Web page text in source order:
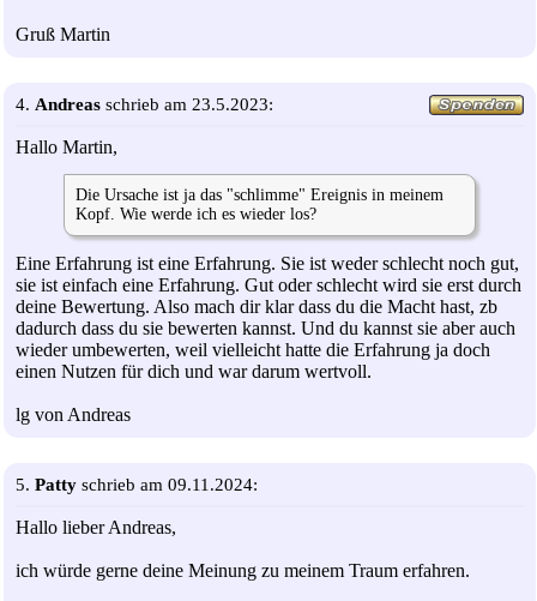
Gruß Martin
4. Andreas schrieb am 23.5.2023:
Hallo Martin,
Die Ursache ist ja das "schlimme" Ereignis in meinem
Kopf. Wie werde ich es wieder los?
Eine Erfahrung ist eine Erfahrung. Sie ist weder schlecht noch gut,
sie ist einfach eine Erfahrung. Gut oder schlecht wird sie erst durch
deine Bewertung. Also mach dir klar dass du die Macht hast, zb
dadurch dass du sie bewerten kannst. Und du kannst sie aber auch
wieder umbewerten, weil vielleicht hatte die Erfahrung ja doch
einen Nutzen für dich und war darum wertvoll.
lg von Andreas
5. Patty schrieb am 09.11.2024:
Hallo lieber Andreas,
ich würde gerne deine Meinung zu meinem Traum erfahren.